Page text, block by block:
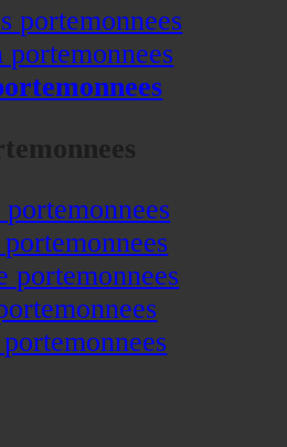
portemonnees
portemonnees
portemonnees